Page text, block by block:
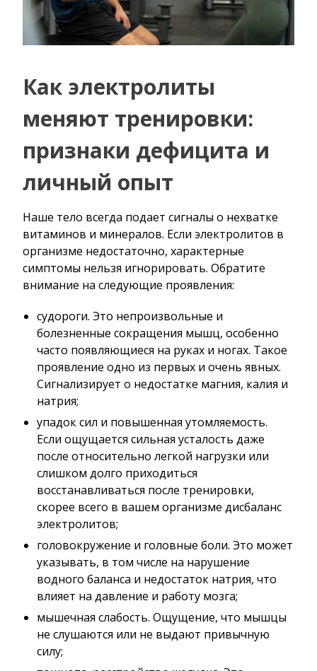
Как электролиты
меняют тренировки:
признаки дефицита и
личный опыт
Наше тело всегда подает сигналы о нехватке
витаминов и минералов. Если электролитов в
организме недостаточно, характерные
симптомы нельзя игнорировать. Обратите
внимание на следующие проявления:
судороги. Это непроизвольные и
болезненные сокращения мышц, особенно
часто появляющиеся на руках и ногах. Такое
проявление одно из первых и очень явных.
Сигнализирует о недостатке магния, калия и
натрия;
упадок сил и повышенная утомляемость.
Если ощущается сильная усталость даже
после относительно легкой нагрузки или
слишком долго приходиться
восстанавливаться после тренировки,
скорее всего в вашем организме дисбаланс
электролитов;
головокружение и головные боли. Это может
указывать, в том числе на нарушение
водного баланса и недостаток натрия, что
влияет на давление и работу мозга;
мышечная слабость. Ощущение, что мышцы
не слушаются или не выдают привычную
силу;